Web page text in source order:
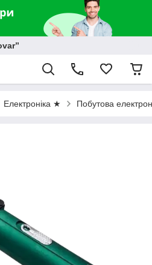
Електроніка ★ Побутова